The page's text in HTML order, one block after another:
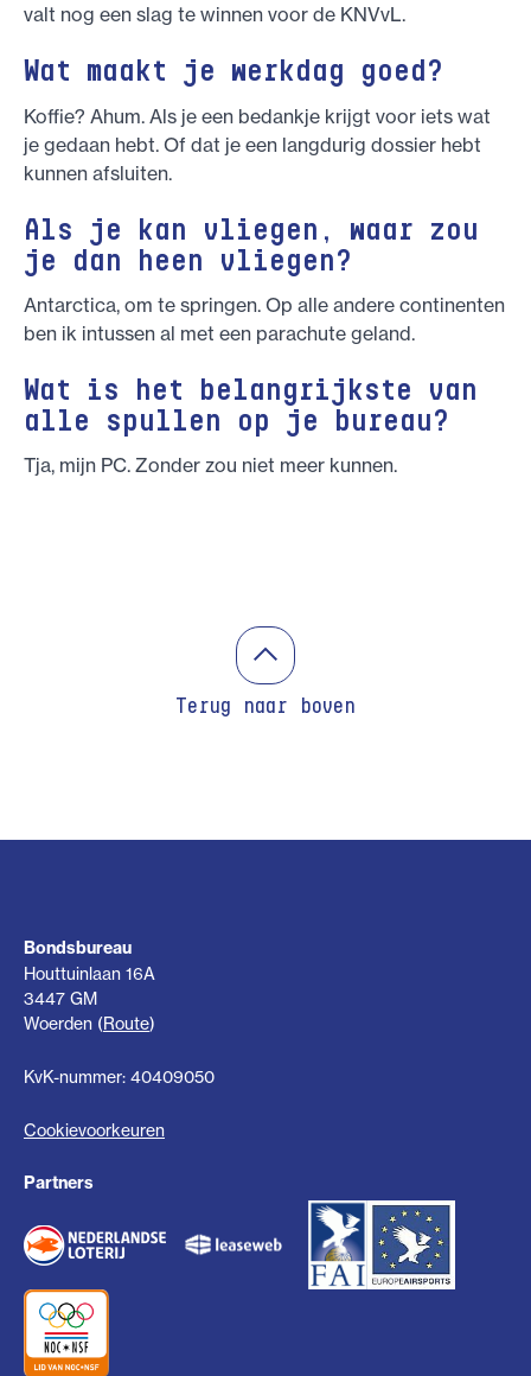
valt nog een slag te winnen voor de KNVvL.
Wat maakt je werkdag goed?
Koffie? Ahum. Als je een bedankje krijgt voor iets wat
je gedaan hebt. Of dat je een langdurig dossier hebt
kunnen afsluiten.
Als je kan vliegen, waar zou
je dan heen vliegen?
Antarctica, om te springen. Op alle andere continenten
ben ik intussen al met een parachute geland.
Wat is het belangrijkste van
alle spullen op je bureau?
Tja, mijn PC. Zonder zou niet meer kunnen.
Terug naar boven
Bondsbureau
Houttuinlaan 16A
3447 GM
Woerden (Route)
KvK-nummer: 40409050
Cookievoorkeuren
Partners